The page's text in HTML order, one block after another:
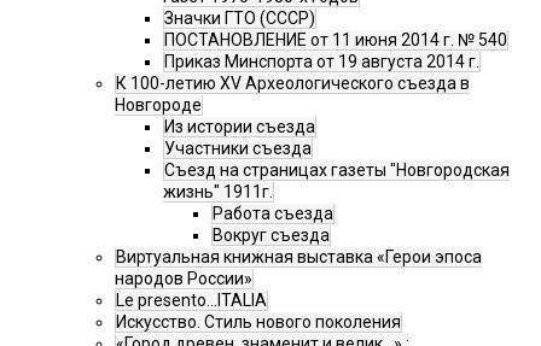
Значки ГТО (СССР)
ПОСТАНОВЛЕНИЕ от 11 июня 2014 г. № 540
Приказ Минспорта от 19 августа 2014 г.
К 100-летию XV Археологического съезда в
Новгороде
Из истории съезда
Участники съезда
Cъезд на страницах газеты "Новгородская
жизнь" 1911г.
Работа съезда
Вокруг съезда
Виртуальная книжная выставка «Герои эпоса
народов России»
Le presento...ITALIA
Искусство. Стиль нового поколения